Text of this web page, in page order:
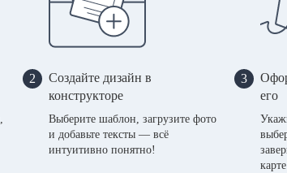
2
Создайте дизайн в
конструкторе
Выберите шаблон, загрузите фото
и добавьте тексты — всё
интуитивно понятно!
3
его